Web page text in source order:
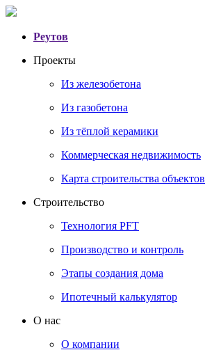
Реутов
Проекты
Из железобетона
Из газобетона
Из тёплой керамики
Коммерческая недвижимость
Карта строительства объектов
Строительство
Технология PFT
Производство и контроль
Этапы создания дома
Ипотечный калькулятор
О нас
О компании